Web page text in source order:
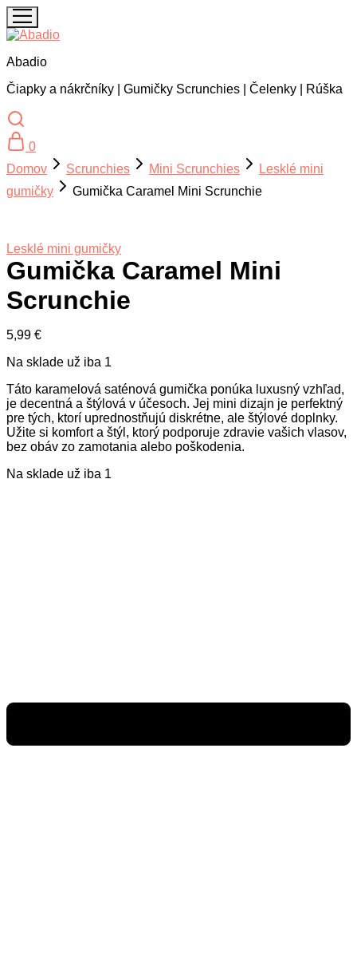
Abadio
Čiapky a nákrčníky | Gumičky Scrunchies | Čelenky | Rúška
0
Domov
Scrunchies Mini Scrunchies
Lesklé mini
gumičky
Gumička Caramel Mini Scrunchie
Lesklé mini gumičky
Gumička Caramel Mini
Scrunchie
5,99 €
Na sklade už iba 1
Táto karamelová saténová gumička ponúka luxusný vzhľad,
je decentná a štýlová v účesoch. Jej mini dizajn je perfektný
pre tých, ktorí uprednostňujú diskrétne, ale štýlové doplnky.
Užite si komfort a štýl, ktorý podporuje zdravie vašich vlasov,
bez obáv zo zamotania alebo poškodenia.
Na sklade už iba 1